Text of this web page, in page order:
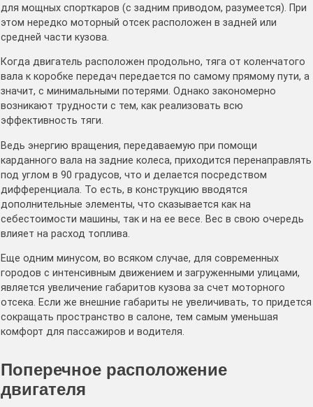
для мощных спорткаров (с задним приводом, разумеется). При
этом нередко моторный отсек расположен в задней или
средней части кузова.
Когда двигатель расположен продольно, тяга от коленчатого
вала к коробке передач передается по самому прямому пути, а
значит, с минимальными потерями. Однако закономерно
возникают трудности с тем, как реализовать всю
эффективность тяги.
Ведь энергию вращения, передаваемую при помощи
карданного вала на задние колеса, приходится перенаправлять
под углом в 90 градусов, что и делается посредством
дифференциала. То есть, в конструкцию вводятся
дополнительные элементы, что сказывается как на
себестоимости машины, так и на ее весе. Вес в свою очередь
влияет на расход топлива.
Еще одним минусом, во всяком случае, для современных
городов с интенсивным движением и загруженными улицами,
является увеличение габаритов кузова за счет моторного
отсека. Если же внешние габариты не увеличивать, то придется
сокращать пространство в салоне, тем самым уменьшая
комфорт для пассажиров и водителя.
Поперечное расположение
двигателя